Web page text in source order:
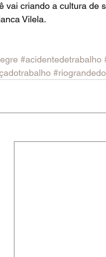
vai criando a cultura de
Vilela.
#acidentedetrabalho